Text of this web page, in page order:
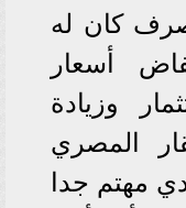
كان له
أسعار
وزيادة
المصري
مهتم جدا